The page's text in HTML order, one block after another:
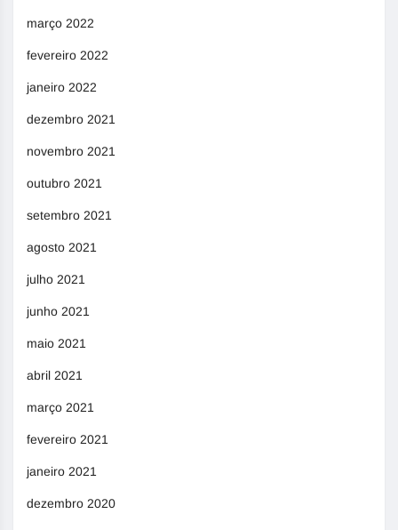
março 2022
fevereiro 2022
janeiro 2022
dezembro 2021
novembro 2021
outubro 2021
setembro 2021
agosto 2021
julho 2021
junho 2021
maio 2021
abril 2021
março 2021
fevereiro 2021
janeiro 2021
dezembro 2020